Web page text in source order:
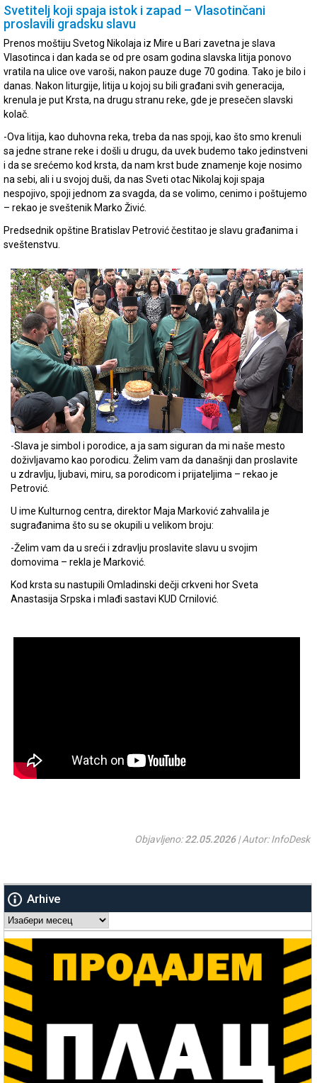
Svetitelj koji spaja istok i zapad – Vlasotinčani
proslavili gradsku slavu
Prenos moštiju Svetog Nikolaja iz Mire u Bari zavetna je slava
Vlasotinca i dan kada se od pre osam godina slavska litija ponovo
vratila na ulice ove varoši, nakon pauze duge 70 godina. Tako je bilo i
danas. Nakon liturgije, litija u kojoj su bili građani svih generacija,
krenula je put Krsta, na drugu stranu reke, gde je presečen slavski
kolač.
-Ova litija, kao duhovna reka, treba da nas spoji, kao što smo krenuli
sa jedne strane reke i došli u drugu, da uvek budemo tako jedinstveni
i da se srećemo kod krsta, da nam krst bude znamenje koje nosimo
na sebi, ali i u svojoj duši, da nas Sveti otac Nikolaj koji spaja
nespojivo, spoji jednom za svagda, da se volimo, cenimo i poštujemo
– rekao je sveštenik Marko Živić.
Predsednik opštine Bratislav Petrović čestitao je slavu građanima i
sveštenstvu.
-Slava je simbol i porodice, a ja sam siguran da mi naše mesto
doživljavamo kao porodicu. Želim vam da današnji dan proslavite
u zdravlju, ljubavi, miru, sa porodicom i prijateljima – rekao je
Petrović.
U ime Kulturnog centra, direktor Maja Marković zahvalila je
sugrađanima što su se okupili u velikom broju:
-Želim vam da u sreći i zdravlju proslavite slavu u svojim
domovima – rekla je Marković.
Kod krsta su nastupili Omladinski dečji crkveni hor Sveta
Anastasija Srpska i mlađi sastavi KUD Crnilović.
Objavljeno:22.05.2026| Autor: InfoDesk
Arhive
Arhive